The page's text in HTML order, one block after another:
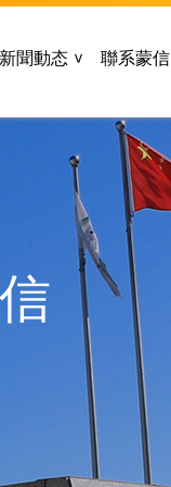
新聞動态 聯系蒙信